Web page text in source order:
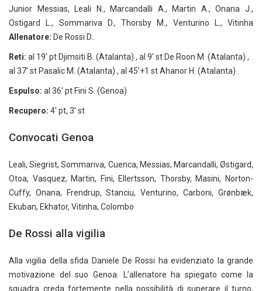
Junior Messias, Leali N., Marcandalli A., Martin A., Onana J.,
Ostigard L., Sommariva D., Thorsby M., Venturino L., Vitinha
Allenatore: De Rossi D..
Reti: al 19′ pt Djimsiti B. (Atalanta) , al 9′ st De Roon M. (Atalanta) ,
al 37′ st Pasalic M. (Atalanta) , al 45’+1 st Ahanor H. (Atalanta) .
Espulso: al 36′ pt Fini S. (Genoa)
Recupero: 4′ pt, 3′ st
Convocati Genoa
Leali, Siegrist, Sommariva, Cuenca, Messias, Marcandalli, Østigard,
Otoa, Vasquez, Martin, Fini, Ellertsson, Thorsby, Masini, Norton-
Cuffy, Onana, Frendrup, Stanciu, Venturino, Carboni, Grønbæk,
Ekuban, Ekhator, Vitinha, Colombo
De Rossi alla vigilia
Alla vigilia della sfida Daniele De Rossi ha evidenziato la grande
motivazione del suo Genoa. L’allenatore ha spiegato come la
squadra creda fortemente nella possibilità di superare il turno,